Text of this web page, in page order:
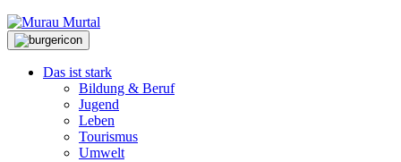
Das ist stark
Bildung & Beruf
Jugend
Leben
Tourismus
Umwelt